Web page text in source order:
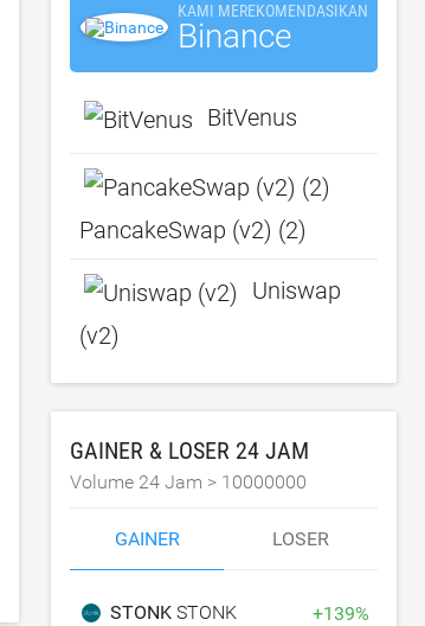
KAMI MEREKOMENDASIKAN
Binance
BitVenus
PancakeSwap (v2) (2)
Uniswap
(v2)
GAINER & LOSER 24 JAM
Volume 24 Jam > 10000000
GAINER LOSER
STONKSTONK +139%